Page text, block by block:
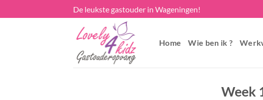
to
De leukste gastouder in Wageningen!
Home Wie ben ik ?
Week